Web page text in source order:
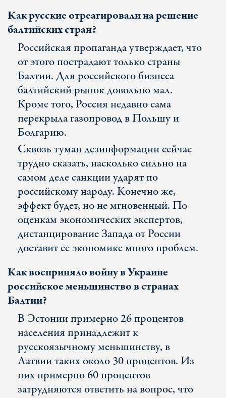
Как русские отреагировали на решение
балтийских стран?
Российская пропаганда утверждает, что
от этого пострадают только страны
Балтии. Для российского бизнеса
балтийский рынок довольно мал.
Кроме того, Россия недавно сама
перекрыла газопровод в Польшу и
Болгарию.
Сквозь туман дезинформации сейчас
трудно сказать, насколько сильно на
самом деле санкции ударят по
российскому народу. Конечно же,
эффект будет, но не мгновенный. По
оценкам экономических экспертов,
дистанцирование Запада от России
доставит ее экономике много проблем.
Как восприняло войну в Украине
российское меньшинство в странах
Балтии?
В Эстонии примерно 26 процентов
населения принадлежит к
русскоязычному меньшинству, в
Латвии таких около 30 процентов. Из
них примерно 60 процентов
затрудняются ответить на вопрос, что